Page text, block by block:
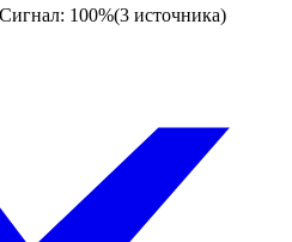
Сигнал: 100%(3 источника)